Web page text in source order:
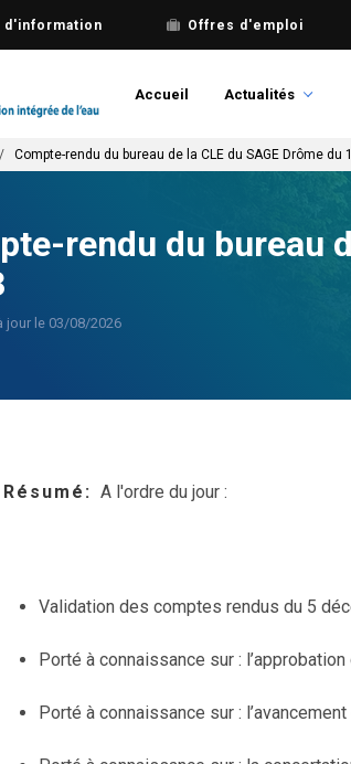
Offres d'emploi
Accueil Actualités
Compte-rendu du bureau de la CLE du SAGE Drôme du
rendu du bureau
jour le 03/08/2026
Résumé A l'ordre du jour :
Validation des comptes rendus du 5
Porté à connaissance sur :
Porté à connaissance sur :